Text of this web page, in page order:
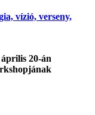
vízió, verseny,
20-án